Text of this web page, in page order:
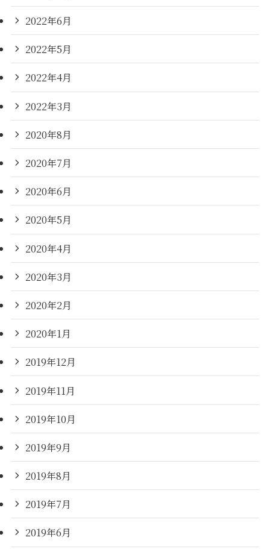
2022年6月
2022年5月
2022年4月
2022年3月
2020年8月
2020年7月
2020年6月
2020年5月
2020年4月
2020年3月
2020年2月
2020年1月
2019年12月
2019年11月
2019年10月
2019年9月
2019年8月
2019年7月
2019年6月